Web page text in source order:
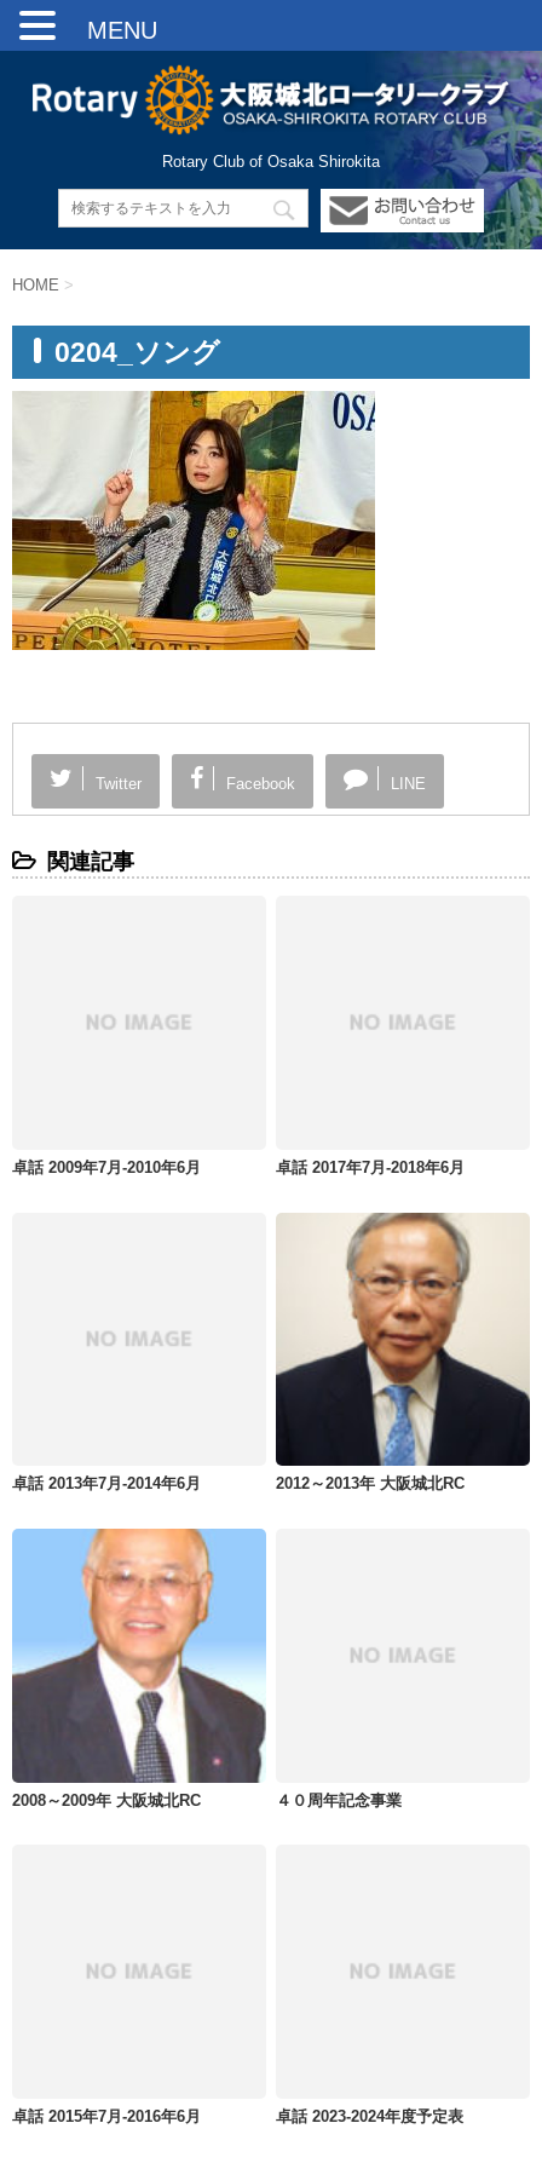
Rotary Club of Osaka Shirokita
HOME >
0204_ソング
Twitter Facebook LINE
関連記事
卓話 2009年7月-2010年6月 卓話 2017年7月-2018年6月
卓話 2013年7月-2014年6月 2012～2013年 大阪城北RC
2008～2009年 大阪城北RC ４０周年記念事業
卓話 2015年7月-2016年6月 卓話 2023-2024年度予定表
MENU